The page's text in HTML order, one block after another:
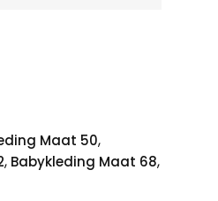
Maat 50,
, Babykleding Maat 68,